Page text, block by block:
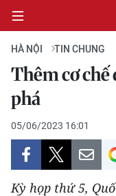
CHÍNH TRỊ
KINH TẾ
VĂN HÓA
HÀ NỘI TIN CHUNG
Thêm cơ chế
phá
05/06/2023 16:01
Kỳ họp thứ 5,